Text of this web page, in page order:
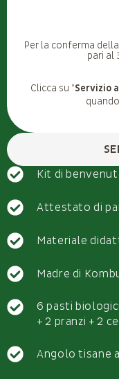
Per la conferma
pari al
Clicca su “Servizio
Kit di
Attestato di
Materiale
Madre di
6 pasti
+ 2 pranzi + 2
Angolo tisane